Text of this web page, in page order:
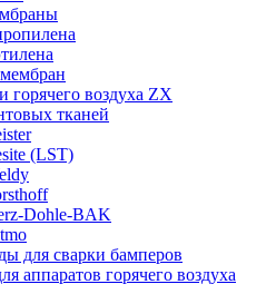
воздуха ZX
тканей
(LST)
Dohle-BAK
для сварки бамперов
аппаратов горячего воздуха